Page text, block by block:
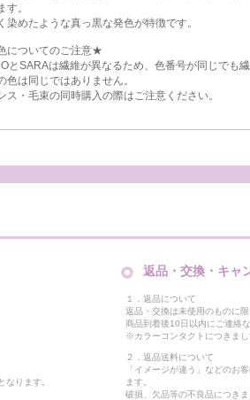
す。
染めたような真っ黒な発色が特徴です。
についてのご注意★
とSARAは繊維が異なるため、色番号が同じでも繊
色は同じではありません。
ス・毛束の同時購入の際はご注意ください。
となります。
返品・交換・キャ
１．返品について
返品・交換は未使用のものに限
商品到着後10日以内にご連絡
※カラーコンタクトにつきまし
２．返品送料について
「イメージが違う」などのお
ます。
破損、欠品等の不良品につき